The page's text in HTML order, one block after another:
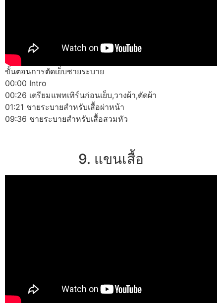
ขั้นตอนการตัดเย็บชายระบาย
00:00 Intro
00:26 เตรียมแพทเทิร์นก่อนเย็บ,วางผ้า,ตัดผ้า
01:21 ชายระบายสำหรับเสื้อผ่าหน้า
09:36 ชายระบายสำหรับเสื้อสวมหัว
9. แขนเสื้อ